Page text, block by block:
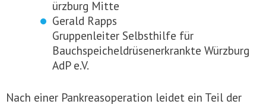
ürzburg Mitte
Gerald Rapps
Gruppenleiter Selbsthilfe für
Bauchspeicheldrüsenerkrankte Würzburg
AdP e.V.
Nach einer Pankreasoperation leidet ein Teil der